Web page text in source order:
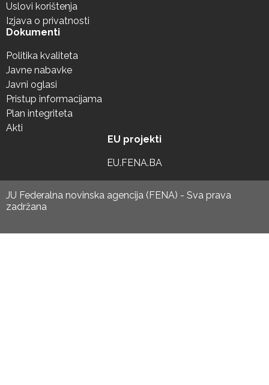
Uslovi korištenja
Izjava o privatnosti
Dokumenti
Politika kvaliteta
Javne nabavke
Javni oglasi
Pristup informacijama
Plan integriteta
Akti
EU projekti
EU.FENA.BA
JU Federalna novinska agencija (FENA) - Sva prava
zadržana